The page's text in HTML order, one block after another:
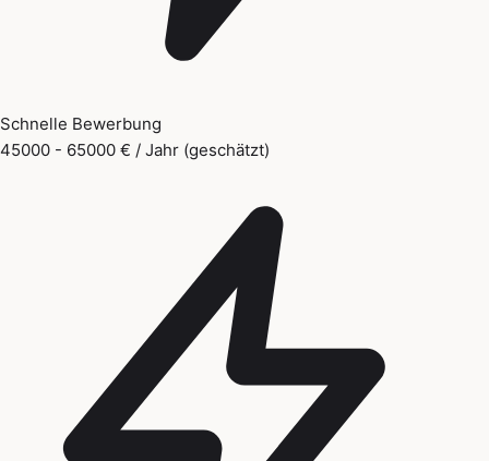
Schnelle Bewerbung
45000 - 65000 € / Jahr (geschätzt)